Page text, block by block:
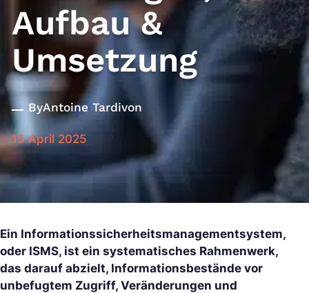
Aufbau &
Umsetzung
ByAntoine Tardivon
15 April 2025
Ein Informationssicherheitsmanagementsystem,
oder ISMS, ist ein systematisches Rahmenwerk,
das darauf abzielt, Informationsbestände vor
unbefugtem Zugriff, Veränderungen und